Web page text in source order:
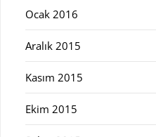
Ocak 2016
Aralık 2015
Kasım 2015
Ekim 2015